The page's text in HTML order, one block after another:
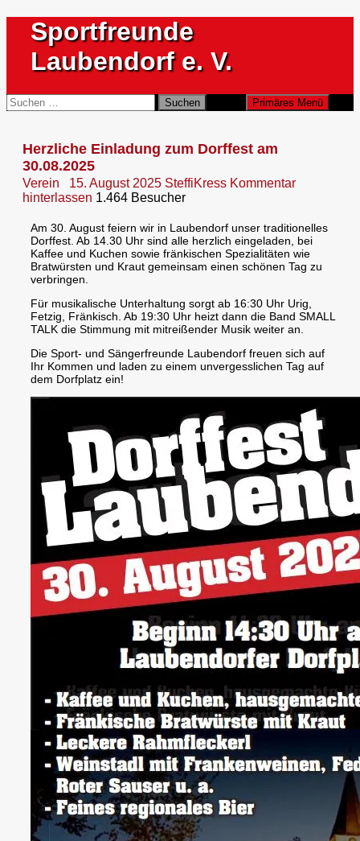
Inhalt
springen
Sportfreunde
Laubendorf e. V.
Suchen Primäres Menü
Suchen
nach:
Herzliche Einladung zum Dorffest am
30.08.2025
Verein 15. August 2025 SteffiKress Kommentar
hinterlassen 1.464 Besucher
Am 30. August feiern wir in Laubendorf unser traditionelles
Dorffest. Ab 14.30 Uhr sind alle herzlich eingeladen, bei
Kaffee und Kuchen sowie fränkischen Spezialitäten wie
Bratwürsten und Kraut gemeinsam einen schönen Tag zu
verbringen.
Für musikalische Unterhaltung sorgt ab 16:30 Uhr Urig,
Fetzig, Fränkisch. Ab 19:30 Uhr heizt dann die Band SMALL
TALK die Stimmung mit mitreißender Musik weiter an.
Die Sport- und Sängerfreunde Laubendorf freuen sich auf
Ihr Kommen und laden zu einem unvergesslichen Tag auf
dem Dorfplatz ein!